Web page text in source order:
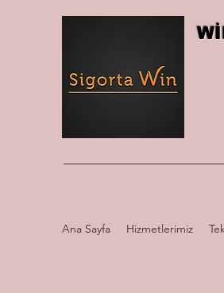
Ana Sayfa Hizmetlerimiz